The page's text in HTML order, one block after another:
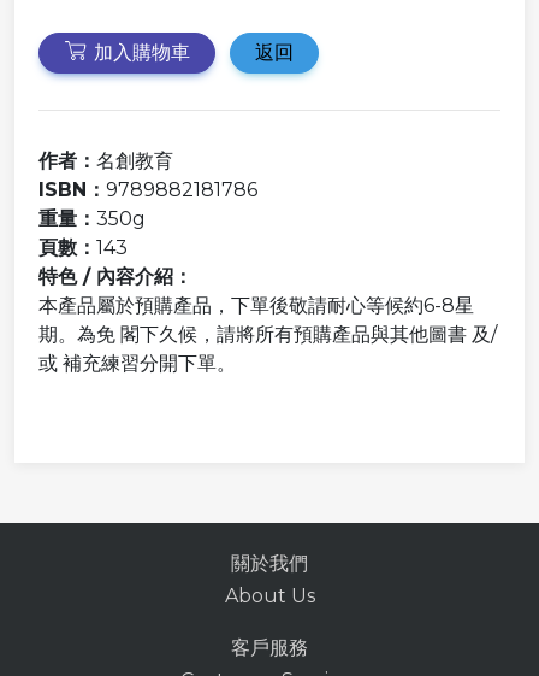
加入購物車 返回
作者： 名創教育
ISBN： 9789882181786
重量： 350g
頁數： 143
特色 / 內容介紹：
本產品屬於預購產品，下單後敬請耐心等候約6-8星
期。為免 閣下久候，請將所有預購產品與其他圖書 及/
或 補充練習分開下單。
關於我們
About Us
客戶服務